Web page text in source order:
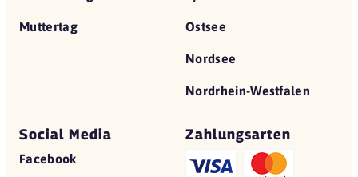
Muttertag Ostsee
Nordsee
Nordrhein-Westfalen
Social Media
Facebook
Zahlungsarten